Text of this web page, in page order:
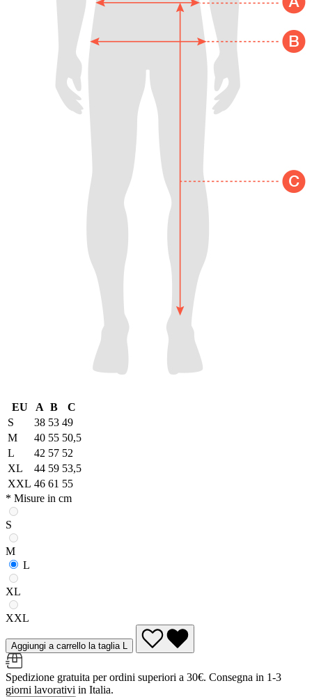
EU A B
C
S
38 53 49
M
40 55 50,5
L
42 57 52
XL
44 59 53,5
XXL 46 61 55
* Misure in cm
S
M
L
XL
XXL
Aggiungi a carrello la taglia L
Spedizione gratuita per ordini superiori a 30€. Consegna in 1-3
giorni lavorativi in Italia.